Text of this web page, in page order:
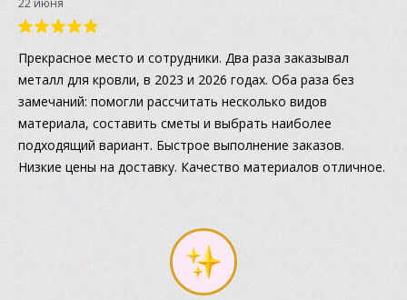
Прекрасное место и сотрудники. Два раза заказывал
металл для кровли, в 2023 и 2026 годах. Оба раза без
замечаний: помогли рассчитать несколько видов
материала, составить сметы и выбрать наиболее
подходящий вариант. Быстрое выполнение заказов.
Низкие цены на доставку. Качество материалов отличное.